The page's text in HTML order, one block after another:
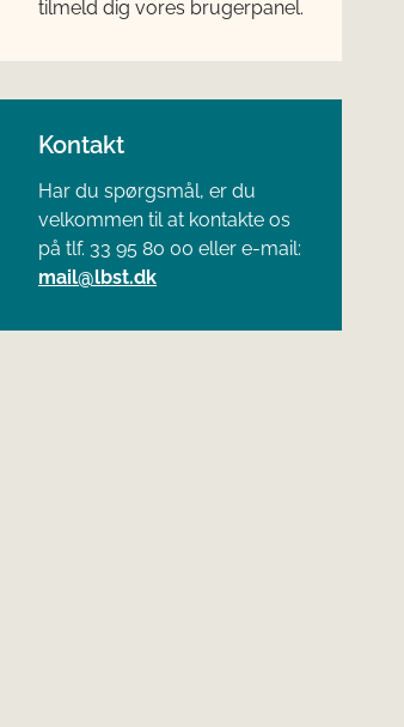
tilmeld dig vores brugerpanel.
Kontakt
Har du spørgsmål, er du
velkommen til at kontakte os
på tlf. 33 95 80 00 eller e-mail:
mail@lbst.dk